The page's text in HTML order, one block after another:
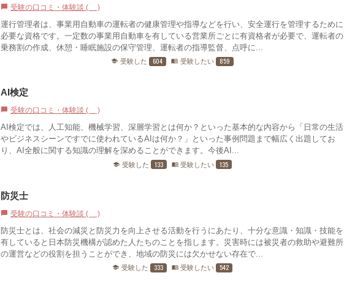
chat_bubble 受験の口コミ・体験談 (0)
運行管理者は、事業用自動車の運転者の健康管理や指導などを行い、安全運行を管理するために
必要な資格です。一定数の事業用自動車を有している営業所ごとに有資格者が必要で、運転者の
乗務割の作成、休憩・睡眠施設の保守管理、運転者の指導監督、点呼に...
school 受験した 604 menu_book 受験したい 859
AI検定
chat_bubble 受験の口コミ・体験談 (0)
AI検定では、人工知能、機械学習、深層学習とは何か？といった基本的な内容から「日常の生活
やビジネスシーンですでに使われているAIは何か？」といった事例問題まで幅広く出題してお
り、AI全般に関する知識の理解を深めることができます。今後AI...
school 受験した 133 menu_book 受験したい 135
防災士
chat_bubble 受験の口コミ・体験談 (2)
防災士とは、社会の減災と防災力を向上させる活動を行うにあたり、十分な意識・知識・技能を
有していると日本防災機構が認めた人たちのことを指します。災害時には被災者の救助や避難所
の運営などの役割を担うことができ、地域の防災には欠かせない存在で...
school 受験した 333 menu_book 受験したい 542